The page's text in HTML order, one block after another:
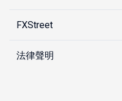
FXStreet
法律聲明